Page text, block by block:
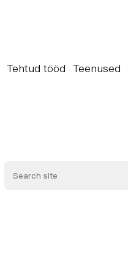
Tehtud tööd Teenused